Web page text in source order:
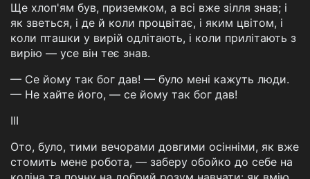
Ще хлоп'ям був, приземком, а всі вже зілля знав; і
як зветься, і де й коли процвітає, і яким цвітом, і
коли пташки у вирій одлітають, і коли прилітають з
вирію — усе він теє знав.
— Се йому так бог дав! — було мені кажуть люди.
— Не хайте його, — се йому так бог дав!
III
Ото, було, тими вечорами довгими осінніми, як вже
стомить мене робота, — заберу обойко до себе на